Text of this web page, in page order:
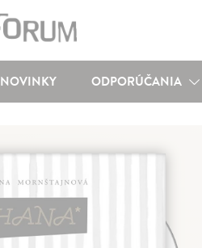
NOVINKY ODPORÚČANIA